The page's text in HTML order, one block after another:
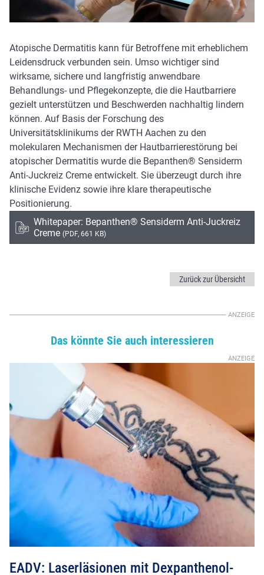
Atopische Dermatitis kann für Betroffene mit erheblichem
Leidensdruck verbunden sein. Umso wichtiger sind
wirksame, sichere und langfristig anwendbare
Behandlungs- und Pflegekonzepte, die die Hautbarriere
gezielt unterstützen und Beschwerden nachhaltig lindern
können. Auf Basis der Forschung des
Universitätsklinikums der RWTH Aachen zu den
molekularen Mechanismen der Hautbarrierestörung bei
atopischer Dermatitis wurde die Bepanthen® Sensiderm
Anti-Juckreiz Creme entwickelt. Sie überzeugt durch ihre
klinische Evidenz sowie ihre klare therapeutische
Positionierung.
Whitepaper: Bepanthen® Sensiderm Anti-Juckreiz
Creme (PDF, 661 KB)
Zurück zur Übersicht
Das könnte Sie auch interessieren
EADV: Laserläsionen mit Dexpanthenol-